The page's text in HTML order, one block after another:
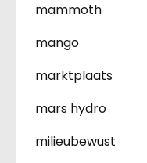
mammoth
mango
marktplaats
mars hydro
milieubewust